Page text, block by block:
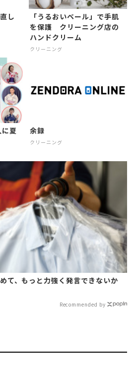
し
「うるおいベール」で手肌
を保護 クリーニング店の
ハンドクリーム
クリーニング
夏
余録
クリーニング
て、もっと力強く発言できないか
Recommended by